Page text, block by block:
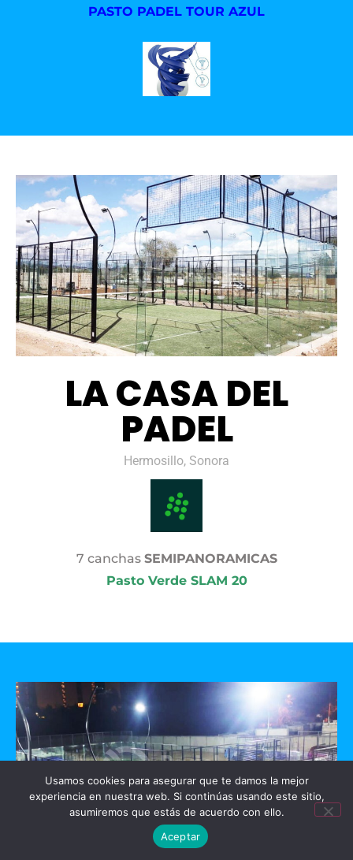
PASTO PADEL TOUR AZUL
LA CASA DEL
PADEL
Hermosillo, Sonora
7 canchas SEMIPANORAMICAS
Pasto Verde SLAM 20
Usamos cookies para asegurar que te damos la mejor
experiencia en nuestra web. Si continúas usando este sitio,
asumiremos que estás de acuerdo con ello.
Aceptar